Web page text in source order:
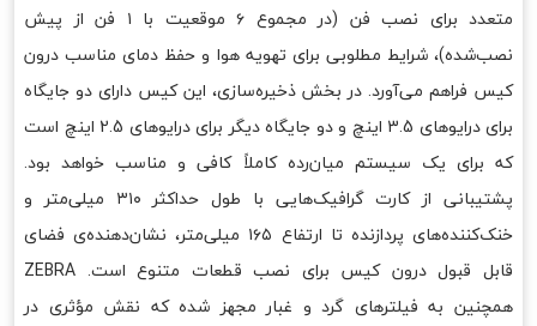
متعدد برای نصب فن (در مجموع ۶ موقعیت با ۱ فن از پیش
نصب‌شده)، شرایط مطلوبی برای تهویه هوا و حفظ دمای مناسب درون
کیس فراهم می‌آورد. در بخش ذخیره‌سازی، این کیس دارای دو جایگاه
برای درایوهای 3.5 اینچ و دو جایگاه دیگر برای درایوهای 2.5 اینچ است
که برای یک سیستم میان‌رده کاملاً کافی و مناسب خواهد بود.
پشتیبانی از کارت گرافیک‌هایی با طول حداکثر ۳۱۰ میلی‌متر و
خنک‌کننده‌های پردازنده تا ارتفاع ۱۶۵ میلی‌متر، نشان‌دهنده‌ی فضای
قابل قبول درون کیس برای نصب قطعات متنوع است. ZEBRA
همچنین به فیلترهای گرد و غبار مجهز شده که نقش مؤثری در